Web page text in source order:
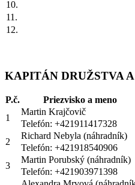
12.
P.č. Priezvisko a meno
Telefón: +421911417328
2
Richard Nebyla (náhradník)
Telefón: +421918540906
3
Martin Porubský (náhradník)
Telefón: +421903971398
4
Alexandra Mrvová (náhradník)
Telefón: +421903160055